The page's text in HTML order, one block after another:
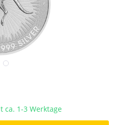
ca. 1-3 Werktage